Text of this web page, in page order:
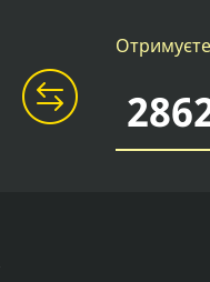
Отримуєте